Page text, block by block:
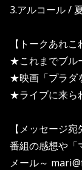
3.アルコール /
【トークあれこ
★これまでブル
★映画「プラダ
★ライブに来ら
【メッセージ宛
番組の感想や「
メール～